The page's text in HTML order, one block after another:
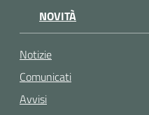
NOVITÀ
Notizie
Comunicati
Avvisi